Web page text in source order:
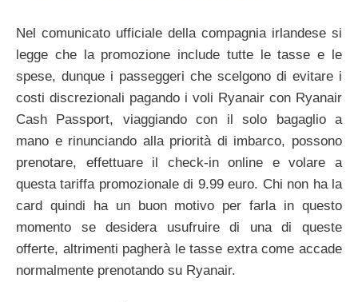
Nel comunicato ufficiale della compagnia irlandese si
legge che la promozione include tutte le tasse e le
spese, dunque i passeggeri che scelgono di evitare i
costi discrezionali pagando i voli Ryanair con Ryanair
Cash Passport, viaggiando con il solo bagaglio a
mano e rinunciando alla priorità di imbarco, possono
prenotare, effettuare il check-in online e volare a
questa tariffa promozionale di 9.99 euro. Chi non ha la
card quindi ha un buon motivo per farla in questo
momento se desidera usufruire di una di queste
offerte, altrimenti pagherà le tasse extra come accade
normalmente prenotando su Ryanair.